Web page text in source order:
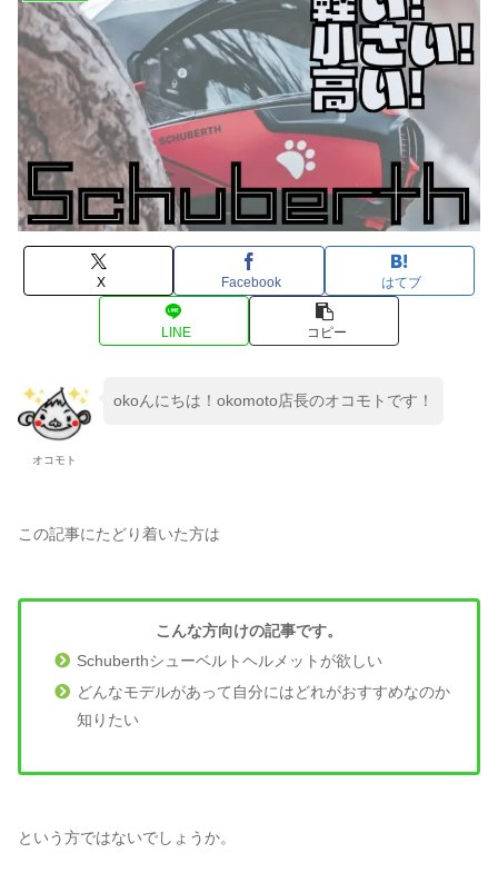
X Facebook はてブ
LINE コピー
オコモト
okoんにちは！okomoto店長のオコモトです！
この記事にたどり着いた方は
こんな方向けの記事です。
Schuberthシューベルトヘルメットが欲しい
どんなモデルがあって自分にはどれがおすすめなのか
知りたい
という方ではないでしょうか。